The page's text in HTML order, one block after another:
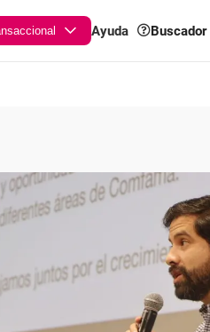
Ayuda Buscador